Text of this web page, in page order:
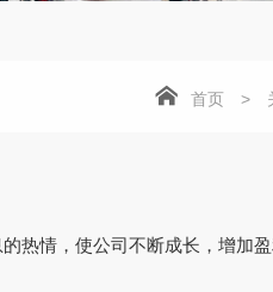
首页 >
热情，使公司不断成长，增加